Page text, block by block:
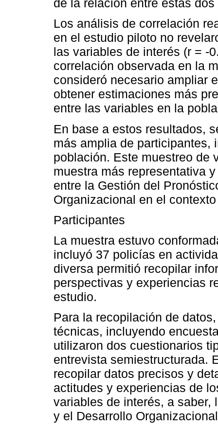
de la relación entre estas
Los análisis de correlación
en el estudio piloto no
las variables de interés (r = -
correlación observada en la
consideró necesario ampliar
obtener estimaciones más
entre las variables en la
En base a estos resultados,
más amplia de participantes,
población. Este muestreo de
muestra más representativa
entre la Gestión del
Organizacional en el
Participantes
La muestra estuvo
incluyó 37 policías en
diversa permitió recopilar
perspectivas y experiencias
estudio.
Para la recopilación de
técnicas, incluyendo
utilizaron dos cuestionarios
entrevista semiestructurada.
recopilar datos precisos y
actitudes y experiencias de
variables de interés, a saber,
y el Desarrollo